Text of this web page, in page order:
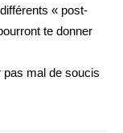
« post-
te donner
pas mal de soucis